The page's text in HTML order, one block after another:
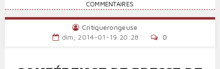
CONSACRÉ
PAR
HOLLANDE-
MANIPULATION
COMMENTAIRES
Critiquerongeuse
dim, 2014-01-19 20:28
0